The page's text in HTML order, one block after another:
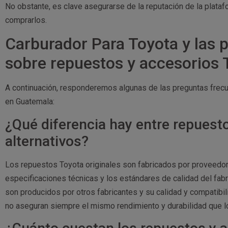
No obstante, es clave asegurarse de la reputación de la
comprarlos.
Carburador Para Toyota y las
sobre repuestos y accesorios
A continuación, responderemos algunas de las preguntas
en Guatemala:
¿Qué diferencia hay entre
alternativos?
Los repuestos Toyota originales son fabricados por
especificaciones técnicas y los estándares de calidad del
son producidos por otros fabricantes y su calidad y
no aseguran siempre el mismo rendimiento y durabilidad que